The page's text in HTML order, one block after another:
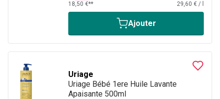
18,50 €** 29,60 € /
Ajouter
Uriage
Uriage Bébé 1ere Huile Lavante
Apaisante 500ml